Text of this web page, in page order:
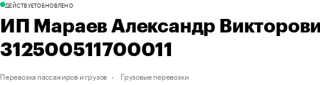
ДЕЙСТВУЕТОБНОВЛЕНО
ИП Мараев Александр
312500511700011
Перевозка пассажиров и грузов Грузовые перевозки